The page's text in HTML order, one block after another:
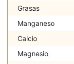
Grasas
Manganeso
Calcio
Magnesio